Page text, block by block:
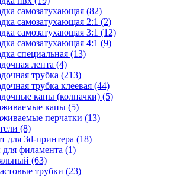
самозатухающая (82)
самозатухающая 2:1 (2)
самозатухающая 3:1 (12)
самозатухающая 4:1 (9)
специальная (13)
лента (4)
трубка (213)
трубка клеевая (44)
капы (колпачки) (5)
капы (5)
перчатки (13)
(8)
для 3d-принтера (18)
филамента (1)
(63)
трубки (23)